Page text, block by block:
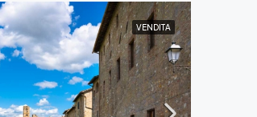
VENDITA